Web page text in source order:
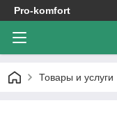
Pro-komfort
Товары и услуги